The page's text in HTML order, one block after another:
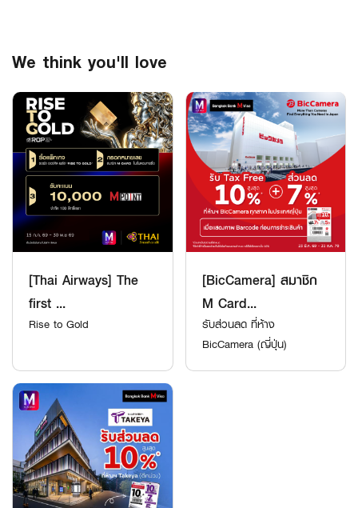
We think you'll love
[Thai Airways] The
first ...
Rise to Gold
[BicCamera] สมาชิก
M Card...
รับส่วนลด ที่ห้าง
BicCamera (ญี่ปุ่น)